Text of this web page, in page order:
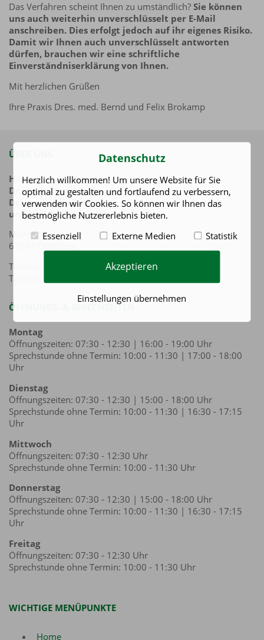
Das Verfahren scheint Ihnen zu umständlich? Sie können
uns auch weiterhin unverschlüsselt per E-Mail
anschreiben. Dies erfolgt jedoch auf ihr eigenes Risiko.
Damit wir Ihnen auch unverschlüsselt antworten
dürfen, brauchen wir eine schriftliche
Einverständniserklärung von Ihnen.
Mit herzlichen Grüßen
Ihre Praxis Dres. med. Bernd und Felix Brokamp
ÜBER UNS
Hausärztliche Praxis
Dr. med. Bernd Brokamp
Dr. med. Felix Brokamp
und Kollegen
Mühlstraße 17-21
67697 Otterberg
Telefon:+49(6301)71100
Telefax:+49(6301)711066
ÖFFNUNGS- & SPRECHZEITEN
Montag
Öffnungszeiten: 07:30 - 12:30 | 16:00 - 19:00 Uhr
Sprechstunde ohne Termin: 10:00 - 11:30 | 17:00 - 18:00
Uhr
Dienstag
Öffnungszeiten: 07:30 - 12:30 | 15:00 - 18:00 Uhr
Sprechstunde ohne Termin: 10:00 - 11:30 | 16:30 - 17:15
Uhr
Mittwoch
Öffnungszeiten: 07:30 - 12:30 Uhr
Sprechstunde ohne Termin: 10:00 - 11:30 Uhr
Donnerstag
Öffnungszeiten: 07:30 - 12:30 | 15:00 - 18:00 Uhr
Sprechstunde ohne Termin: 10:00 - 11:30 | 16:30 - 17:15
Uhr
Freitag
Öffnungszeiten: 07:30 - 12:30 Uhr
Sprechstunde ohne Termin: 10:00 - 11:30 Uhr
WICHTIGE MENÜPUNKTE
Home
Datenschutz
Herzlich willkommen! Um unsere Website für Sie
optimal zu gestalten und fortlaufend zu verbessern,
verwenden wir Cookies. So können wir Ihnen das
bestmögliche Nutzererlebnis bieten.
Essenziell
Externe Medien Statistik
Akzeptieren
Einstellungen übernehmen